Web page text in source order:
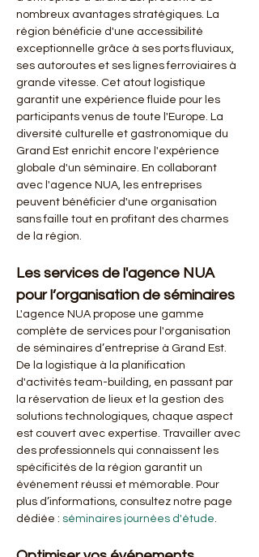
nombreux avantages stratégiques. La
région bénéficie d'une accessibilité
exceptionnelle grâce à ses ports fluviaux,
ses autoroutes et ses lignes ferroviaires à
grande vitesse. Cet atout logistique
garantit une expérience fluide pour les
participants venus de toute l'Europe. La
diversité culturelle et gastronomique du
Grand Est enrichit encore l'expérience
globale d'un séminaire. En collaborant
avec l'agence NUA, les entreprises
peuvent bénéficier d'une organisation
sans faille tout en profitant des charmes
de la région.
Les services de l'agence NUA
pour l’organisation de séminaires
L'agence NUA propose une gamme
complète de services pour l'organisation
de séminaires d’entreprise à Grand Est.
De la logistique à la planification
d'activités team-building, en passant par
la réservation de lieux et la gestion des
solutions technologiques, chaque aspect
est couvert avec expertise. Travailler avec
des professionnels qui connaissent les
spécificités de la région garantit un
événement réussi et mémorable. Pour
plus d’informations, consultez notre page
dédiée : séminaires journées d'étude.